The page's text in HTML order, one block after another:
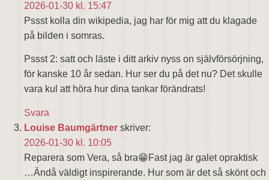
2026-01-30 kl. 15:47
Pssst kolla din wikipedia, jag har för mig att du klagade
på bilden i somras.
Pssst 2: satt och läste i ditt arkiv nyss on självförsörjning,
för kanske 10 år sedan. Hur ser du på det nu? Det skulle
vara kul att höra hur dina tankar förändrats!
Svara
Louise Baumgärtner skriver:
2026-01-30 kl. 10:05
Reparera som Vera, så bra😁Fast jag är galet opraktisk
…Ändå väldigt inspirerande. Hur som är det så skönt och